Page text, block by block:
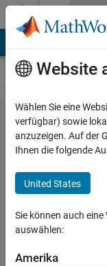
Weiter zum Inhalt
Problem
61309.
Torque
19
Website
Wählen Sie eine
verfügbar) sowie
anzuzeigen. Auf der
Ihnen die folgende
United States
Sie können auch
auswählen:
Amerika